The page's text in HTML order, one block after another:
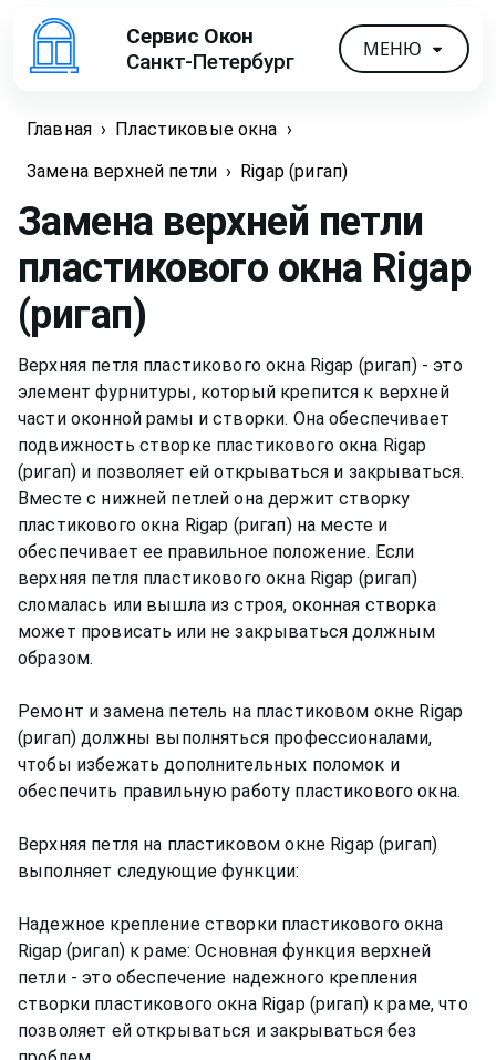
Сервис Окон
Санкт-Петербург
МЕНЮ
Главная › Пластиковые окна ›
Замена верхней петли › Rigap (ригап)
Замена верхней петли
пластикового окна Rigap
(ригап)
Верхняя петля пластикового окна Rigap (ригап) - это
элемент фурнитуры, который крепится к верхней
части оконной рамы и створки. Она обеспечивает
подвижность створке пластикового окна Rigap
(ригап) и позволяет ей открываться и закрываться.
Вместе с нижней петлей она держит створку
пластикового окна Rigap (ригап) на месте и
обеспечивает ее правильное положение. Если
верхняя петля пластикового окна Rigap (ригап)
сломалась или вышла из строя, оконная створка
может провисать или не закрываться должным
образом.
Ремонт и замена петель на пластиковом окне Rigap
(ригап) должны выполняться профессионалами,
чтобы избежать дополнительных поломок и
обеспечить правильную работу пластикового окна.
Верхняя петля на пластиковом окне Rigap (ригап)
выполняет следующие функции:
Надежное крепление створки пластикового окна
Rigap (ригап) к раме: Основная функция верхней
петли - это обеспечение надежного крепления
створки пластикового окна Rigap (ригап) к раме, что
позволяет ей открываться и закрываться без